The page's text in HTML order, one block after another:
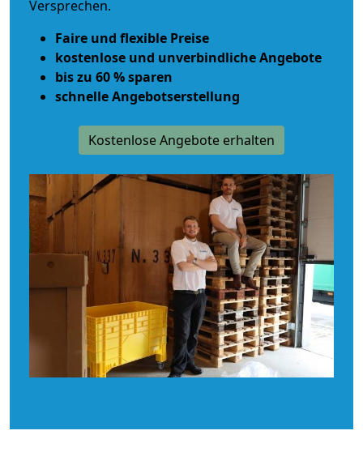
Versprechen.
Faire und flexible Preise
kostenlose und unverbindliche Angebote
bis zu 60 % sparen
schnelle Angebotserstellung
Kostenlose Angebote erhalten